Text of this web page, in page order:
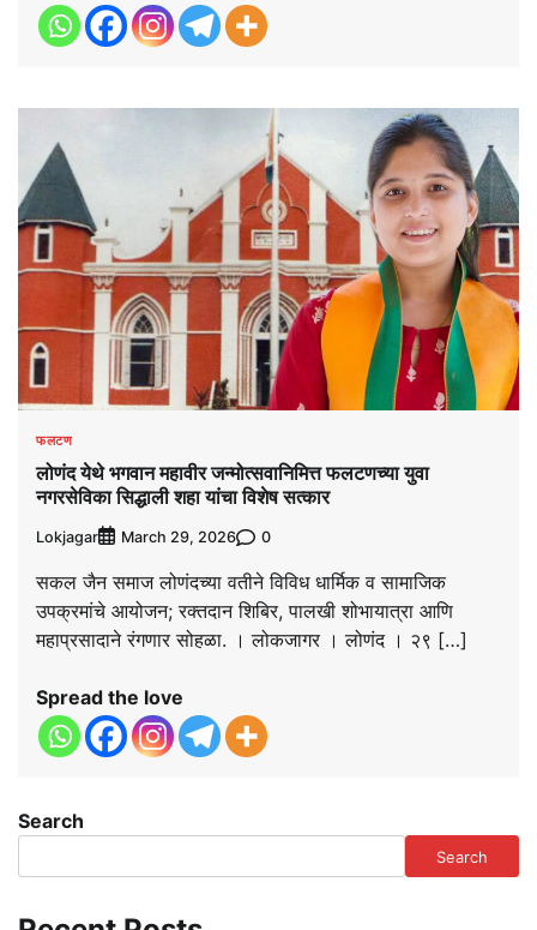
फलटण
लोणंद येथे भगवान महावीर जन्मोत्सवानिमित्त फलटणच्या युवा
नगरसेविका सिद्धाली शहा यांचा विशेष सत्कार
Lokjagar March 29, 2026 0
सकल जैन समाज लोणंदच्या वतीने विविध धार्मिक व सामाजिक
उपक्रमांचे आयोजन; रक्तदान शिबिर, पालखी शोभायात्रा आणि
महाप्रसादाने रंगणार सोहळा. । लोकजागर । लोणंद । २९ […]
Spread the love
Search
Search